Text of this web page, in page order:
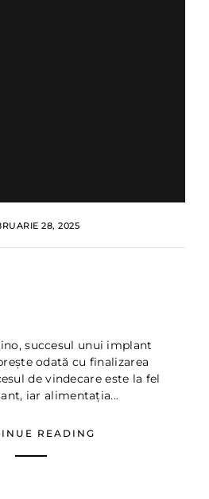
28, 2025
succesul unui implant
odată cu finalizarea
de vindecare este la fel
iar alimentația...
READING